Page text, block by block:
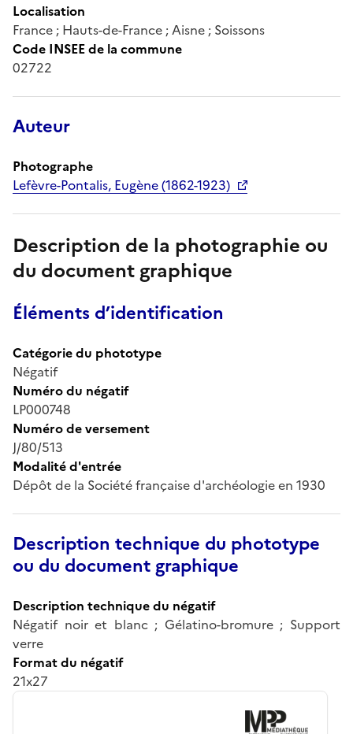
Localisation
France ; Hauts-de-France ; Aisne ; Soissons
Code INSEE de la commune
02722
Auteur
Photographe
Lefèvre-Pontalis, Eugène (1862-1923)
Description de la photographie ou
du document graphique
Éléments d’identification
Catégorie du phototype
Négatif
Numéro du négatif
LP000748
Numéro de versement
J/80/513
Modalité d'entrée
Dépôt de la Société française d'archéologie en 1930
Description technique du phototype
ou du document graphique
Description technique du négatif
Négatif noir et blanc ; Gélatino-bromure ; Support
verre
Format du négatif
21x27